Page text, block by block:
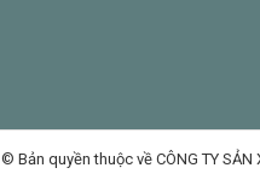
© Bản quyền thuộc về CÔNG TY SẢN